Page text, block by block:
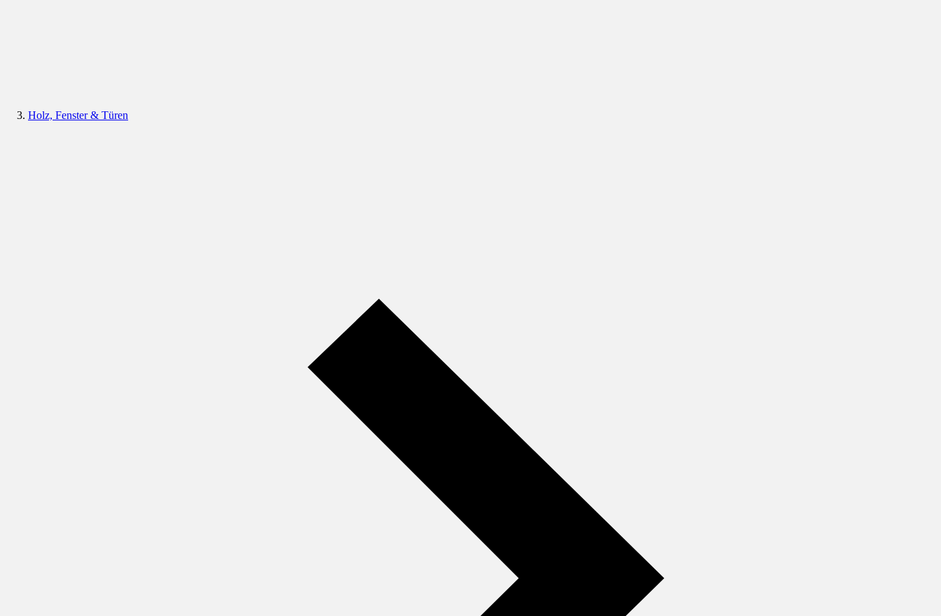
Holz, Fenster & Türen